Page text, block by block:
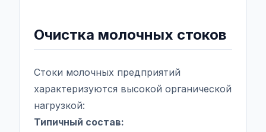
Очистка молочных стоков
Стоки молочных предприятий
характеризуются высокой органической
нагрузкой:
Типичный состав: